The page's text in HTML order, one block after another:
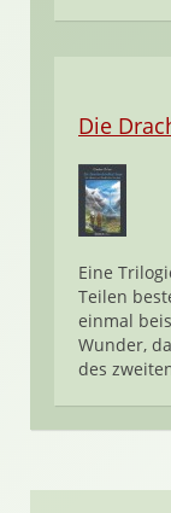
Die
Eine
Teilen
einmal
Wunder,
des